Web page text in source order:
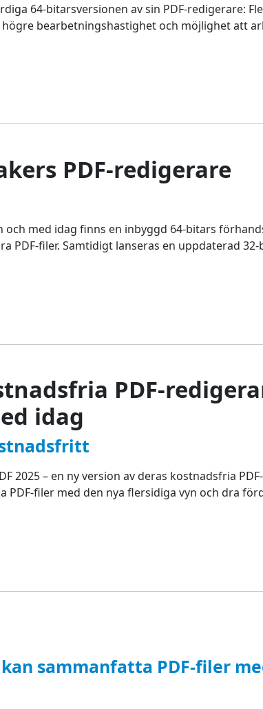
64-bitarsversionen av sin PDF-redigerare:
bearbetningshastighet och möjlighet att
PDF-redigerare
och med idag finns en inbyggd 64-bitars
PDF-filer. Samtidigt lanseras en uppdaterad
PDF-
idag
2025 – en ny version av deras kostnadsfria
filer med den nya flersidiga vyn och dra
sammanfatta PDF-filer